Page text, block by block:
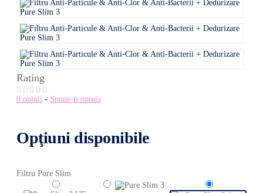
Rating
0 opinii - Spune-ţi opinia
Opţiuni disponibile
Filtru Pure Slim